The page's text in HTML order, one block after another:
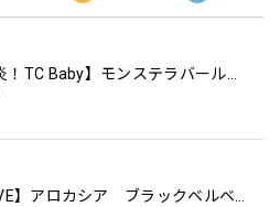
★3293【炎！TC Baby】モンステラバールマルクスフレーム TC Baby苗（2号素焼き鉢）
★330【LIVE】アロカシア ブラックベルベットピンクバリエガータTCBaby苗（2号硬質ポット）